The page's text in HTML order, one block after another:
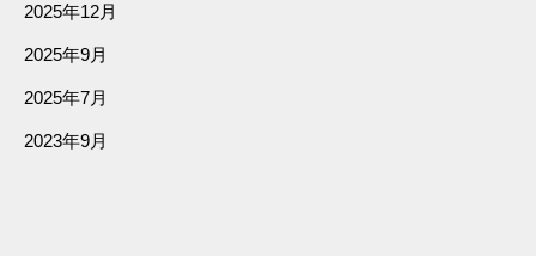
2025年12月
2025年9月
2025年7月
2023年9月